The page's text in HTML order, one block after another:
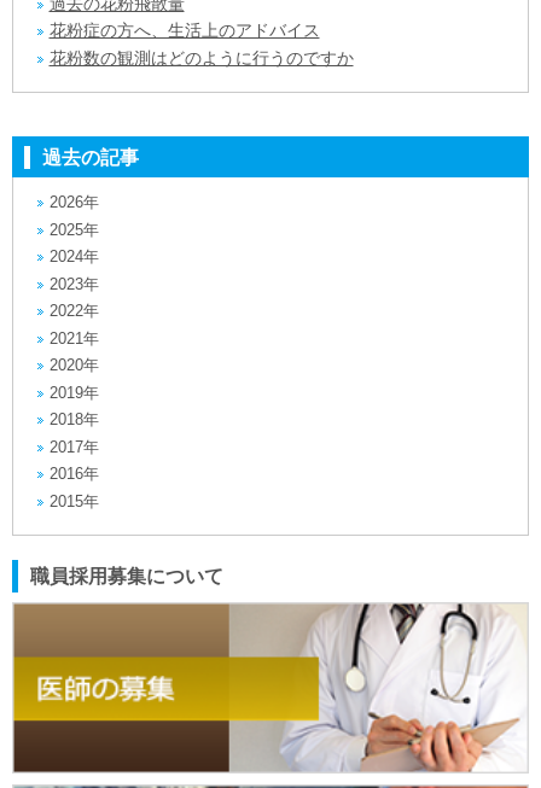
過去の花粉飛散量
花粉症の方へ、生活上のアドバイス
花粉数の観測はどのように行うのですか
過去の記事
2026年
2025年
2024年
2023年
2022年
2021年
2020年
2019年
2018年
2017年
2016年
2015年
職員採用募集について